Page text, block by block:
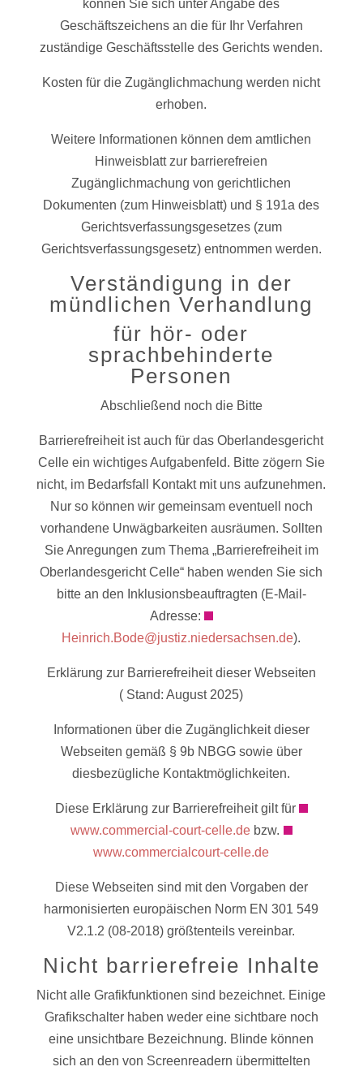
können Sie sich unter Angabe des
Geschäftszeichens an die für Ihr Verfahren
zuständige Geschäftsstelle des Gerichts wenden.
Kosten für die Zugänglichmachung werden nicht
erhoben.
Weitere Informationen können dem amtlichen
Hinweisblatt zur barrierefreien
Zugänglichmachung von gerichtlichen
Dokumenten (zum Hinweisblatt) und § 191a des
Gerichtsverfassungsgesetzes (zum
Gerichtsverfassungsgesetz) entnommen werden.
Verständigung in der
mündlichen Verhandlung
für hör- oder
sprachbehinderte
Personen
Abschließend noch die Bitte
Barrierefreiheit ist auch für das Oberlandesgericht
Celle ein wichtiges Aufgabenfeld. Bitte zögern Sie
nicht, im Bedarfsfall Kontakt mit uns aufzunehmen.
Nur so können wir gemeinsam eventuell noch
vorhandene Unwägbarkeiten ausräumen. Sollten
Sie Anregungen zum Thema „Barrierefreiheit im
Oberlandesgericht Celle“ haben wenden Sie sich
bitte an den Inklusionsbeauftragten (E-Mail-
Adresse:
Heinrich.Bode@justiz.niedersachsen.de).
Erklärung zur Barrierefreiheit dieser Webseiten
( Stand: August 2025)
Informationen über die Zugänglichkeit dieser
Webseiten gemäß § 9b NBGG sowie über
diesbezügliche Kontaktmöglichkeiten.
Diese Erklärung zur Barrierefreiheit gilt für
www.commercial-court-celle.de bzw.
www.commercialcourt-celle.de
Diese Webseiten sind mit den Vorgaben der
harmonisierten europäischen Norm EN 301 549
V2.1.2 (08-2018) größtenteils vereinbar.
Nicht barrierefreie Inhalte
Nicht alle Grafikfunktionen sind bezeichnet. Einige
Grafikschalter haben weder eine sichtbare noch
eine unsichtbare Bezeichnung. Blinde können
sich an den von Screenreadern übermittelten